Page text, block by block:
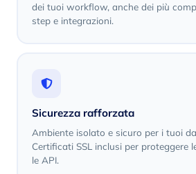
dei tuoi workflow, anche dei più
step e integrazioni.
Sicurezza rafforzata
Ambiente isolato e sicuro per i tuoi
Certificati SSL inclusi per proteggere
le API.